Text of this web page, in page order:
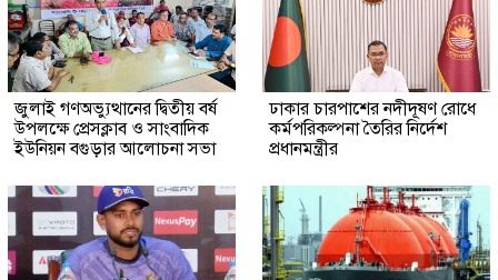
জুলাই গণঅভ্যুত্থানের দ্বিতীয় বর্ষ
উপলক্ষে প্রেসক্লাব ও সাংবাদিক
ইউনিয়ন বগুড়ার আলোচনা সভা
ঢাকার চারপাশের নদীদূষণ রোধে
কর্মপরিকল্পনা তৈরির নির্দেশ
প্রধানমন্ত্রীর